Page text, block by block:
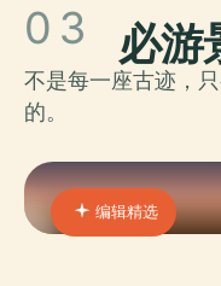
03 必游
不是每一座古迹，
的。
编辑精选